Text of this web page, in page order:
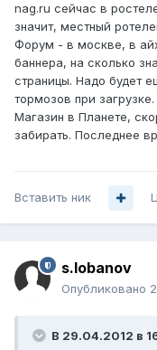
nag.ru сейчас в
значит, местный
Форум - в москве, в
баннера, на сколько
страницы. Надо будет
тормозов при загрузке.
Магазин в Планете,
забирать. Последнее
Вставить ник
s.lobanov
Опубликовано
В 29.04.2012 в